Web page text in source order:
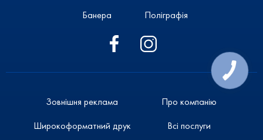
Банера Поліграфія
Зовнішня реклама
Широкоформатний друк
Про компанію
Всі послуги